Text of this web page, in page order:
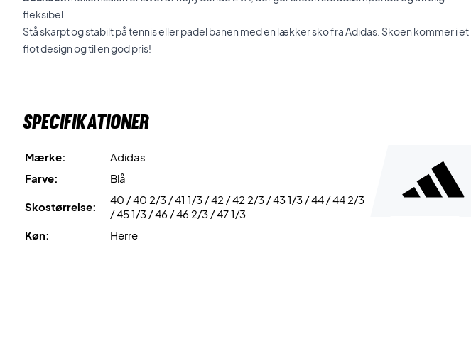
fleksibel
Stå skarpt og stabilt på tennis eller padel banen med en lækker sko fra Adidas. Skoen kommer i et
flot design og til en god pris!
Specifikationer
Mærke:
Adidas
Farve:
Blå
Skostørrelse:
40 / 40 2/3 / 41 1/3 / 42 / 42 2/3 / 43 1/3 / 44 / 44 2/3
/ 45 1/3 / 46 / 46 2/3 / 47 1/3
Køn:
Herre